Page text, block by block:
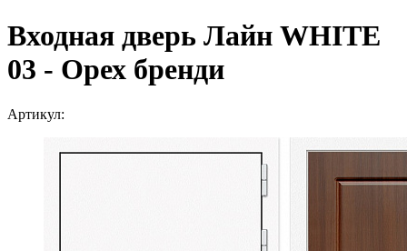
Входная дверь Лайн WHITE
03 - Орех бренди
Артикул: